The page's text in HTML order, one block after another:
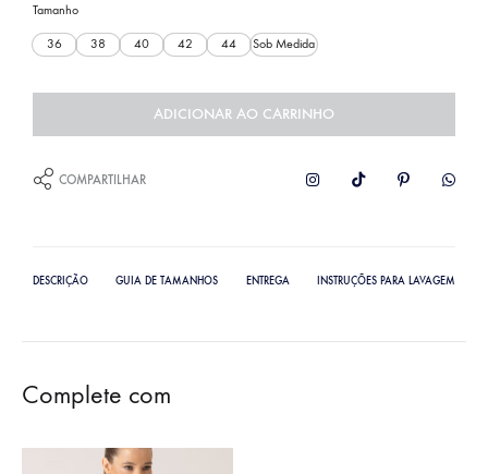
Tamanho
36 38 40 42 44 Sob Medida
ADICIONAR AO CARRINHO
COMPARTILHAR
DESCRIÇÃO GUIA DE TAMANHOS ENTREGA INSTRUÇÕES PARA LAVAGEM
Complete com